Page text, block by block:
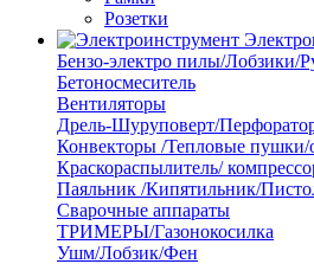
Розетки
Бензо-электро пилы/Лобзики/
Бетоносмеситель
Вентиляторы
Дрель-Шуруповерт/
Конвекторы /Тепловые пушки/
Краскораспылитель/
Паяльник /Кипятильник/
Сварочные аппараты
ТРИМЕРЫ/Газонокосилка
Ушм/Лобзик/Фен